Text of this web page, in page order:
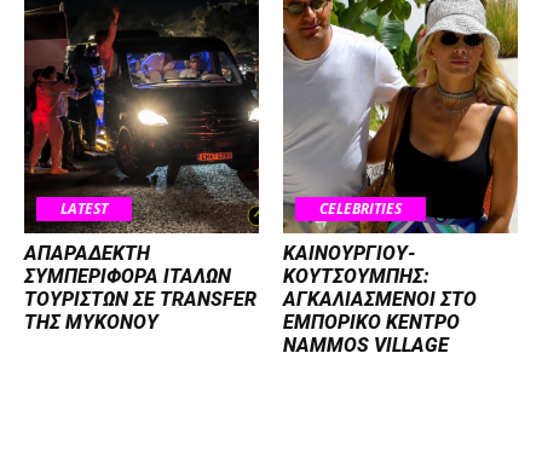
LATEST
ΑΠΑΡΑΔΕΚΤΗ
ΣΥΜΠΕΡΙΦΟΡΑ ΙΤΑΛΩΝ
ΤΟΥΡΙΣΤΩΝ ΣΕ TRANSFER
ΤΗΣ ΜΥΚΟΝΟΥ
CELEBRITIES
ΚΑΙΝΟΥΡΓΙΟΥ-
ΚΟΥΤΣΟΥΜΠΗΣ:
ΑΓΚΑΛΙΑΣΜΕΝΟΙ ΣΤΟ
ΕΜΠΟΡΙΚΟ ΚΕΝΤΡΟ
NAMMOS VILLAGE